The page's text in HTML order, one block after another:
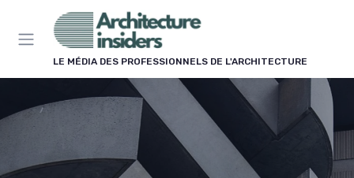
LE MÉDIA DES PROFESSIONNELS DE L'ARCHITECTURE
Panneau de gestion des cookies